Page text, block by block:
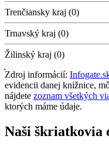
Trenčiansky kraj (0)
Trnavský kraj (0)
Žilinský kraj (0)
Zdroj informácií:
evidencii danej knižnice,
nájdete zoznam všetkých
ktorých máme údaje.
Naši škriatkovia